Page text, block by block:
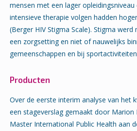
mensen met een lager
intensieve therapie volgen hadden
(Berger HIV Stigma Scale). Stigma
een zorgsetting en niet of nauwelijks
gemeenschappen en bij
Producten
Over de eerste interim analyse van het
een stageverslag gemaakt door
Master International Public Health aan